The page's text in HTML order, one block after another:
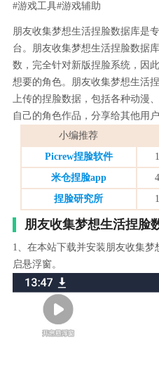
#游戏工具#游戏辅助
朋友收集梦想生活捏脸数据库是
台。朋友收集梦想生活捏脸数据
数，完全针对新版捏脸系统，因
想要的角色。朋友收集梦想生活
上传的捏脸数据，包括各种动漫
自己的角色作品，分享给其他用户
小编推荐
Picrew捏脸软件
米仓捏脸app
捏脸研究所
朋友收集梦想生活捏脸
1、在本站下载并安装朋友收集
启悬浮窗。